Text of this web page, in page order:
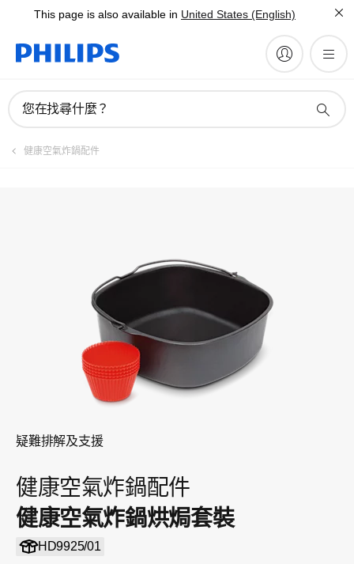
This page is also available in United States (English)
您在找尋什麼？
健康空氣炸鍋配件
疑難排解及支援
健康空氣炸鍋配件
健康空氣炸鍋烘焗套裝
HD9925/01